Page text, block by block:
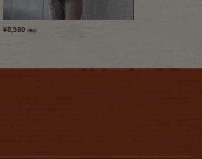
¥8,580 （税込）